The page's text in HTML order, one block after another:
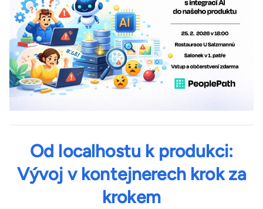
Od localhostu k produkci:
Vývoj v kontejnerech krok za
krokem